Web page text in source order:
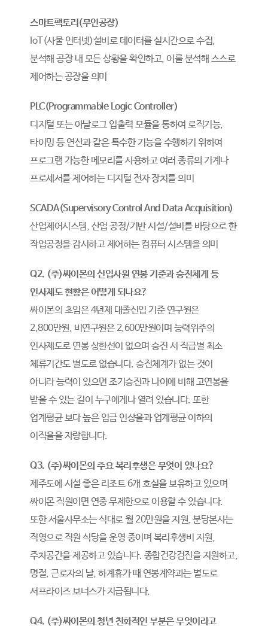
스마트팩토리(무인공장)
IoT(사물 인터넷)설비로 데이터를 실시간으로 수집,
분석해 공장 내 모든 상황을 확인하고, 이를 분석해 스스로
제어하는 공장을 의미
PLC(Programmable Logic Controller)
디지털 또는 아날로그 입출력 모듈을 통하여 로직기능,
타이밍 등 연산과 같은 특수한 기능을 수행하기 위하여
프로그램 가능한 메모리를 사용하고 여러 종류의 기계나
프로세서를 제어하는 디지털 전자 장치를 의미
SCADA(Supervisory Control And Data Acquisition)
산업제어시스템, 산업 공정/기반 시설/설비를 바탕으로 한
작업공정을 감시하고 제어하는 컴퓨터 시스템을 의미
Q2. (주)싸이몬의 신입사원 연봉 기준과 승진체계 등
인사제도 현황은 어떻게 되나요?
싸이몬의 초임은 4년제 대졸신입 기준 연구원은
2,800만원, 비연구원은 2,600만원이며 능력위주의
인사제도로 연봉 상한선이 없으며 승진 시 직급별 최소
체류기간도 별도로 없습니다. 승진체계가 없는 것이
아니라 능력이 있으면 조기승진과 나이에 비해 고연봉을
받을 수 있는 길이 누구에게나 열려 있습니다. 또한
업계평균 보다 높은 임금 인상율과 업계평균 이하의
이직율을 자랑합니다.
Q3. (주)싸이몬의 주요 복리후생은 무엇이 있나요?
제주도에 시설 좋은 리조트 6개 호실을 보유하고 있으며
싸이몬 직원이면 연중 무제한으로 이용할 수 있습니다.
또한 서울사무소는 식대로 월 20만원을 지원, 분당본사는
직영으로 직원 식당을 운영 중이며 복리후생비 지원,
주차공간을 제공하고 있습니다. 종합건강검진을 지원하고,
명절, 근로자의 날, 하계휴가 때 연봉계약과는 별도로
서프라이즈 보너스가 지급됩니다.
Q4. (주)싸이몬의 청년 친화적인 부분은 무엇이라고